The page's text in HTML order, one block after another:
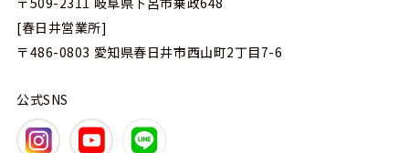
[春日井営業所]
〒486-0803 愛知県春日井市西山町2丁目7-6
公式SNS